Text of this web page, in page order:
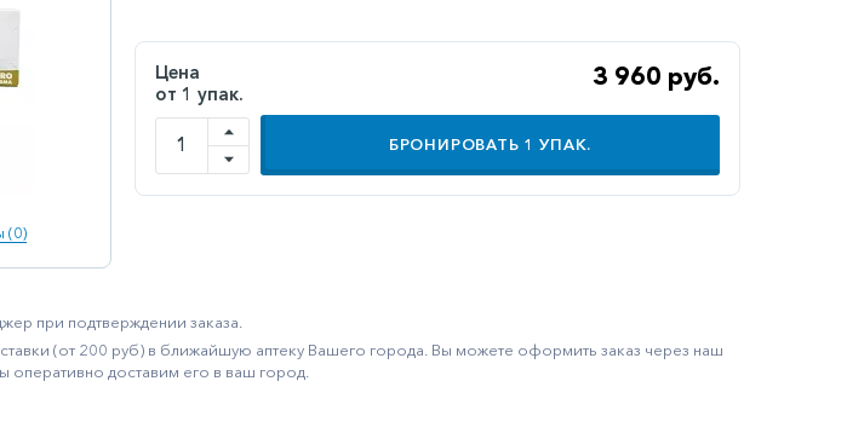
(0)
Цена
от 1 упак.
3 960 руб.
БРОНИРОВАТЬ 1 УПАК.
при подтверждении заказа.
(от 200 руб) в ближайшую аптеку Вашего города. Вы можете оформить заказ через наш
оперативно доставим его в ваш город.